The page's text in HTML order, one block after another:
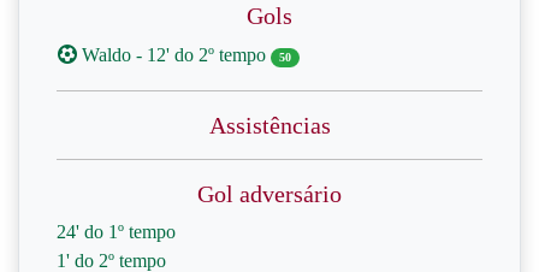
Gols
Waldo - 12' do 2º tempo 50
Assistências
Gol adversário
24' do 1º tempo
1' do 2º tempo